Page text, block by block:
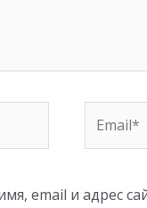
email и адрес